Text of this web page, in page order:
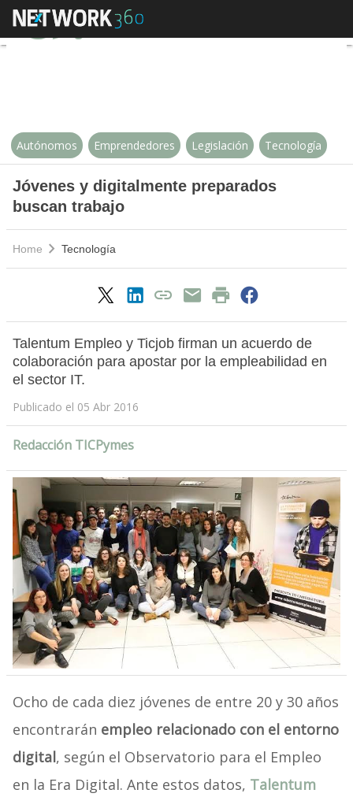
Jóvenes y digitalmente
Autónomos Emprendedores Legislación Tecnología
Jóvenes y digitalmente preparados
buscan trabajo
Home Tecnología
Talentum Empleo y Ticjob firman un acuerdo de
colaboración para apostar por la empleabilidad en
el sector IT.
Publicado el 05 Abr 2016
Redacción TICPymes
Ocho de cada diez jóvenes de entre 20 y 30 años
encontrarán empleo relacionado con el entorno
digital, según el Observatorio para el Empleo
en la Era Digital. Ante estos datos, Talentum